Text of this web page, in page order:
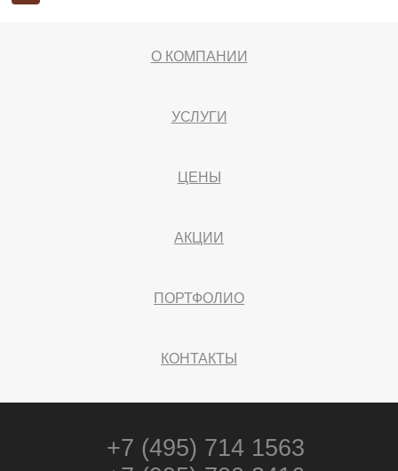
О КОМПАНИИ
УСЛУГИ
ЦЕНЫ
АКЦИИ
ПОРТФОЛИО
КОНТАКТЫ
+7 (495) 714 1563